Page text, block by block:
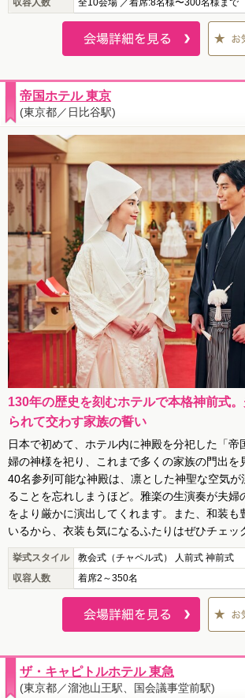
収容人数 全10会場 ／着席:8名様〜300名様まで
帝国ホテル 東京
(東京都／日比谷駅)
130年の歴史を刻むホテルで本格神前式
られて交わす家族の誓い
日本で初めて、ホテル内に神殿を分祀した「帝
婦の神様を祀り、これまで多くの家族の門出を
40名参列可能な神殿は、凛とした神聖な空気が
ることを忘れしまうほど。雅楽の生演奏が夫婦
をより厳かに演出してくれます。また、和装も
いるから、衣装も気になるふたりはぜひチェッ
挙式スタイル
教会式（チャペル式） 人前式 神前式
収容人数
着席2～350名
ザ・キャピトルホテル 東急
(東京都／溜池山王駅、国会議事堂前駅)